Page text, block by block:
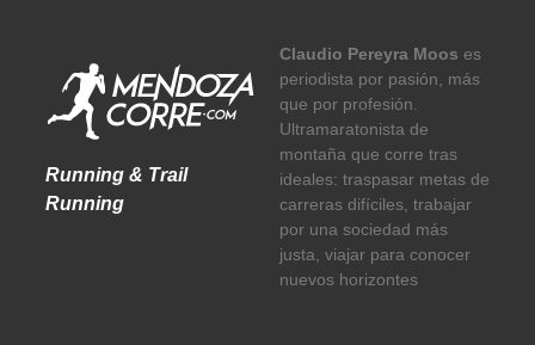
Running & Trail
Running
Claudio Pereyra Moos es
periodista por pasión, más
que por profesión.
Ultramaratonista de
montaña que corre tras
ideales: traspasar metas de
carreras difíciles, trabajar
por una sociedad más
justa, viajar para conocer
nuevos horizontes